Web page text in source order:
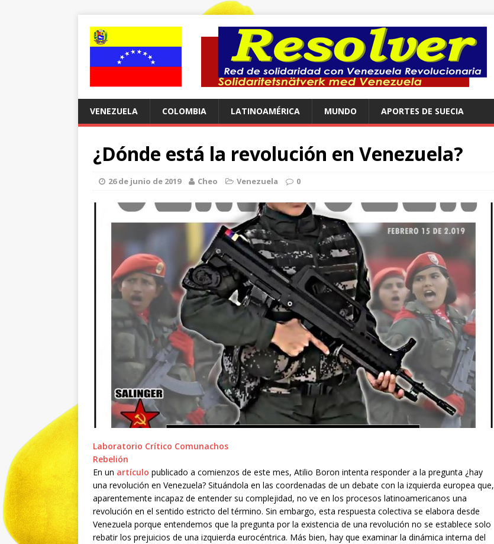
VENEZUELA COLOMBIA LATINOAMÉRICA MUNDO APORTES DE SUECIA
¿Dónde está la revolución en Venezuela?
26 de junio de 2019 Cheo Venezuela 0
Laboratorio Crítico Comunachos
Rebelión
En un artículo publicado a comienzos de este mes, Atilio Boron intenta responder a la pregunta ¿hay
una revolución en Venezuela? Situándola en las coordenadas de un debate con la izquierda europea que,
aparentemente incapaz de entender su complejidad, no ve en los procesos latinoamericanos una
revolución en el sentido estricto del término. Sin embargo, esta respuesta colectiva se elabora desde
Venezuela porque entendemos que la pregunta por la existencia de una revolución no se establece solo
rebatir los prejuicios de una izquierda eurocéntrica. Más bien, hay que examinar la dinámica interna del